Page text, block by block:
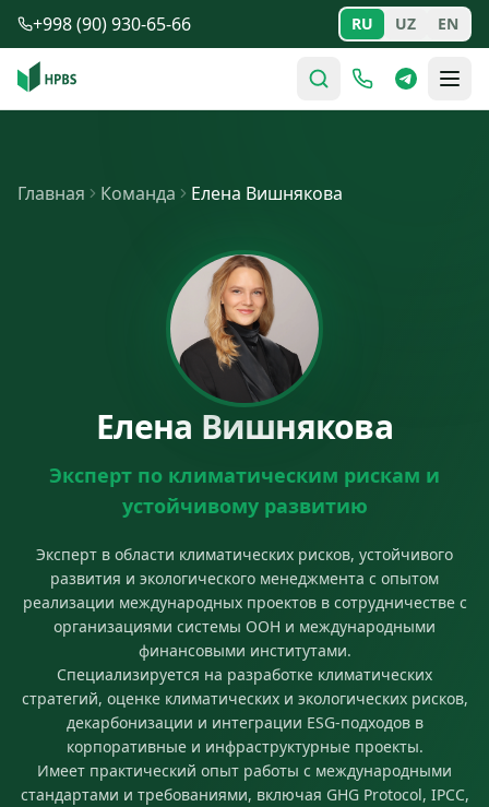
Перейти к содержимому
+998 (90) 930-65-66 RU UZ EN
Главная Команда Елена Вишнякова
Елена Вишнякова
Эксперт по климатическим рискам и
устойчивому развитию
Эксперт в области климатических рисков, устойчивого
развития и экологического менеджмента с опытом
реализации международных проектов в сотрудничестве с
организациями системы ООН и международными
финансовыми институтами.
Специализируется на разработке климатических
стратегий, оценке климатических и экологических рисков,
декарбонизации и интеграции ESG-подходов в
корпоративные и инфраструктурные проекты.
Имеет практический опыт работы с международными
стандартами и требованиями, включая GHG Protocol, IPCC,